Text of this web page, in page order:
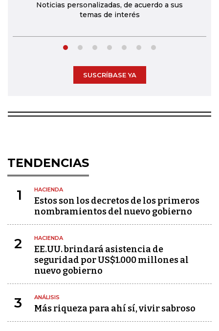
Noticias personalizadas, de acuerdo a sus
temas de interés
SUSCRÍBASE YA
TENDENCIAS
1 HACIENDA
Estos son los decretos de los primeros
nombramientos del nuevo gobierno
2 HACIENDA
EE.UU. brindará asistencia de
seguridad por US$1.000 millones al
nuevo gobierno
3 ANÁLISIS
Más riqueza para ahí sí, vivir sabroso